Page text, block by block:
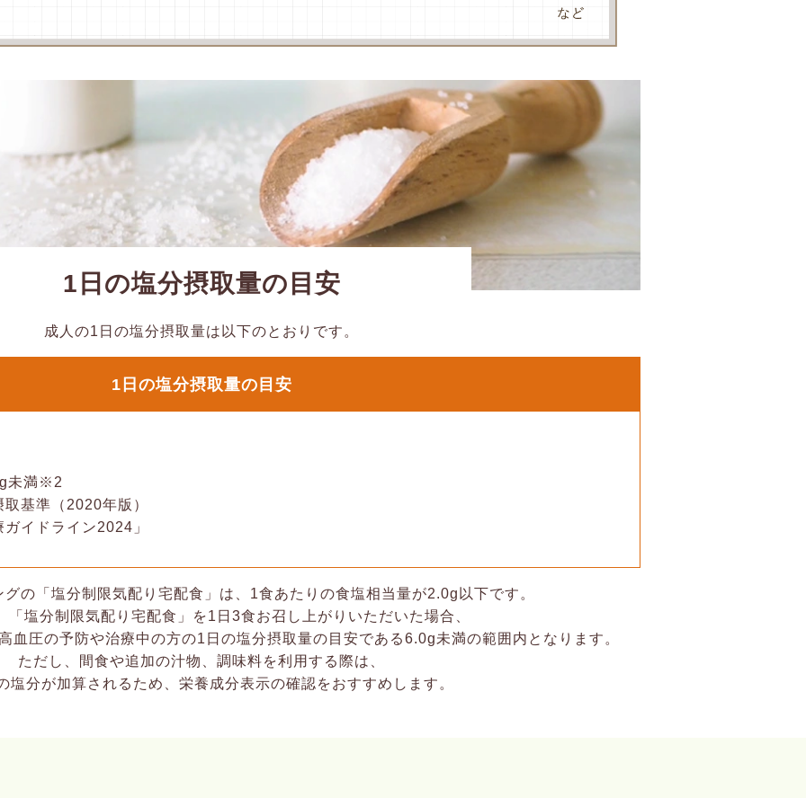
1日の塩分摂取量の目安
成人の1日の塩分摂取量は以下のとおりです。
1日の塩分摂取量の目安
未満※2
基準（2020年版）
イドライン2024」
の「塩分制限気配り宅配食」は、1食あたりの食塩相当量が2.0g以下です。
「塩分制限気配り宅配食」を1日3食お召し上がりいただいた場合、
血圧の予防や治療中の方の1日の塩分摂取量の目安である6.0g未満の範囲内となります。
ただし、間食や追加の汁物、調味料を利用する際は、
塩分が加算されるため、栄養成分表示の確認をおすすめします。